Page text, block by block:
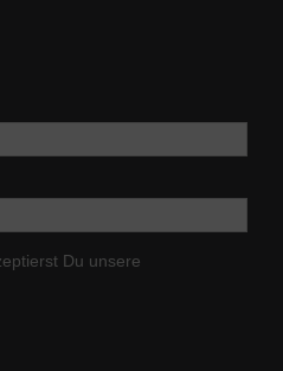
Du unsere